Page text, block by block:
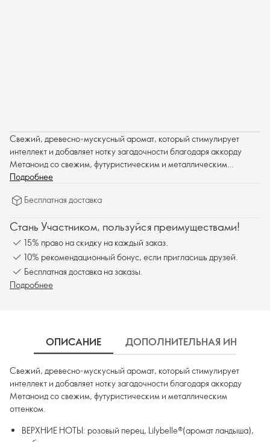
Свежий, древесно-мускусный аромат, который стимулирует
интеллект и добавляет нотку загадочности благодаря аккорду
Метаноид со свежим, футуристическим и металлическим
оттенком.
Подробнее
Бесплатная доставка
Стань Участником, пользуйся преимуществами!
15% право на скидку на каждый заказ.
10% рекомендационный бонус, если пригласишь друзей.
Бесплатная доставка на заказы.
Подробнее
ОПИСАНИЕ ДОПОЛНИТЕЛЬНАЯ
Свежий, древесно-мускусный аромат, который стимулирует
интеллект и добавляет нотку загадочности благодаря аккорду
Метаноид со свежим, футуристическим и металлическим
оттенком.
ВЕРХНИЕ НОТЫ: розовый перец, Lilybelle®(аромат ландыша),